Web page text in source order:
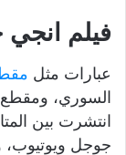
فيلم
عبارات مثل
السوري،
انتشرت بين
جوجل